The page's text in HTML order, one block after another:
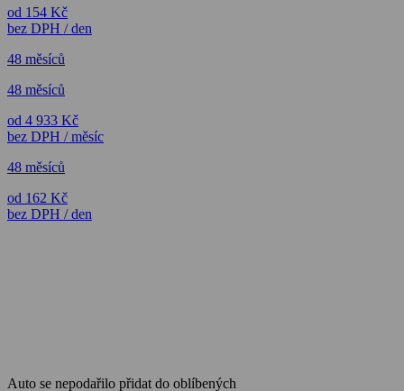
od 154 Kč
bez DPH / den
48 měsíců
48 měsíců
od 4 933 Kč
bez DPH / měsíc
48 měsíců
od 162 Kč
bez DPH / den
Auto se nepodařilo přidat do oblíbených